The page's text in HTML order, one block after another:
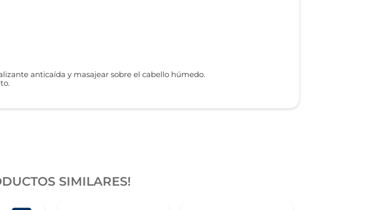
anticaída y masajear sobre el cabello húmedo.
SIMILARES!